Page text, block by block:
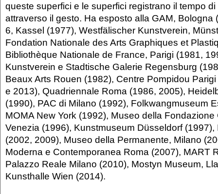
queste superfici e le superfici registrano il tempo di
attraverso il gesto. Ha esposto alla GAM, Bologna
6, Kassel (1977), Westfälischer Kunstverein,
Fondation Nationale des Arts Graphiques et
Bibliothèque Nationale de France, Parigi (1981,
Kunstverein e Stadtische Galerie Regensburg
Beaux Arts Rouen (1982), Centre Pompidou
e 2013), Quadriennale Roma (1986, 2005),
(1990), PAC di Milano (1992), Folkwangmuseum
MOMA New York (1992), Museo della
Venezia (1996), Kunstmuseum Düsseldorf
(2002, 2009), Museo della Permanente, Milano
Moderna e Contemporanea Roma (2007), MART
Palazzo Reale Milano (2010), Mostyn Museum,
Kunsthalle Wien (2014).